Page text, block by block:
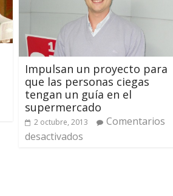
Impulsan un proyecto para
que las personas ciegas
tengan un guía en el
supermercado
2 octubre, 2013
Comentarios
desactivados